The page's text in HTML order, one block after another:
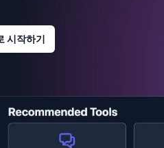
시작하기